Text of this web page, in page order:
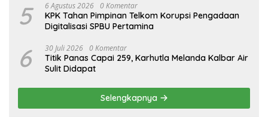
5 6 Agustus 2026 0 Komentar
KPK Tahan Pimpinan Telkom Korupsi Pengadaan
Digitalisasi SPBU Pertamina
6 30 Juli 2026 0 Komentar
Titik Panas Capai 259, Karhutla Melanda Kalbar Air
Sulit Didapat
Selengkapnya